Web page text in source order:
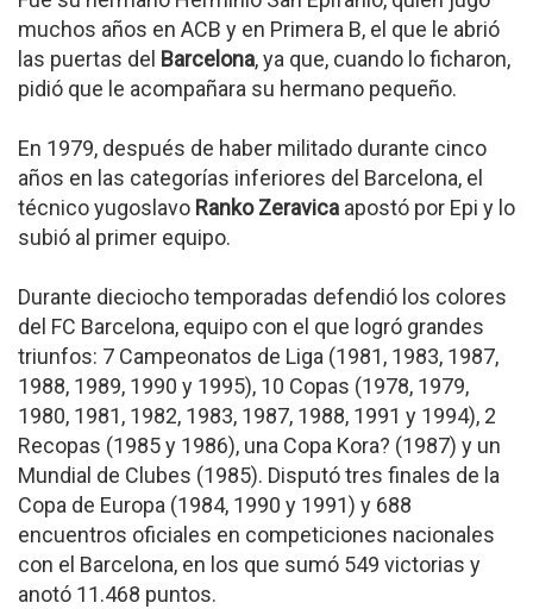
muchos años en ACB y en Primera B, el que le abrió
las puertas del Barcelona, ya que, cuando lo ficharon,
pidió que le acompañara su hermano pequeño.
En 1979, después de haber militado durante cinco
años en las categorías inferiores del Barcelona, el
técnico yugoslavo Ranko Zeravica apostó por Epi y lo
subió al primer equipo.
Durante dieciocho temporadas defendió los colores
del FC Barcelona, equipo con el que logró grandes
triunfos: 7 Campeonatos de Liga (1981, 1983, 1987,
1988, 1989, 1990 y 1995), 10 Copas (1978, 1979,
1980, 1981, 1982, 1983, 1987, 1988, 1991 y 1994), 2
Recopas (1985 y 1986), una Copa Kora? (1987) y un
Mundial de Clubes (1985). Disputó tres finales de la
Copa de Europa (1984, 1990 y 1991) y 688
encuentros oficiales en competiciones nacionales
con el Barcelona, en los que sumó 549 victorias y
anotó 11.468 puntos.